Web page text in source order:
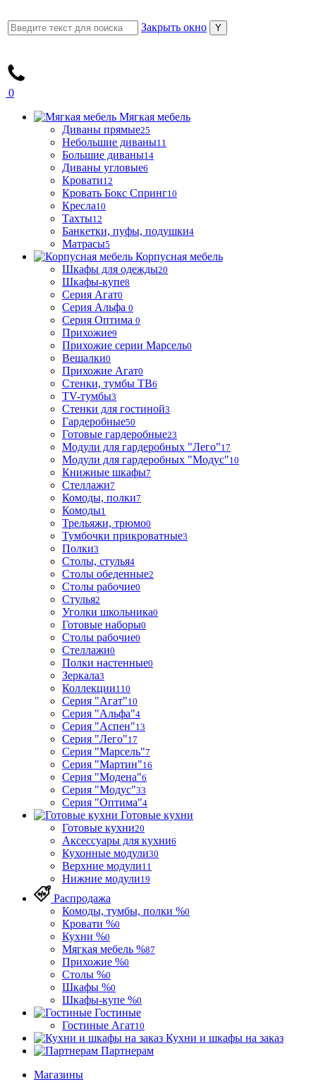
Закрыть окно
0
Мягкая мебель
Диваны прямые25
Небольшие диваны11
Большие диваны14
Диваны угловые6
Кровати12
Кровать Бокс Спринг10
Кресла10
Тахты12
Банкетки, пуфы, подушки4
Матрасы5
Корпусная мебель
Шкафы для одежды20
Шкафы-купе8
Серия Агат0
Серия Альфа 0
Серия Оптима 0
Прихожие9
Прихожие серии Марсель0
Вешалки0
Прихожие Агат0
Стенки, тумбы ТВ6
TV-тумбы3
Стенки для гостиной3
Гардеробные50
Готовые гардеробные23
Модули для гардеробных "Лего"17
Модули для гардеробных "Модус"10
Книжные шкафы7
Стеллажи7
Комоды, полки7
Комоды1
Трельяжи, трюмо0
Тумбочки прикроватные3
Полки3
Столы, стулья4
Столы обеденные2
Столы рабочие0
Стулья2
Уголки школьника0
Готовые наборы0
Столы рабочие0
Стеллажи0
Полки настенные0
Зеркала3
Коллекции110
Серия "Агат"10
Серия "Альфа"4
Серия "Аспен"13
Серия "Лего"17
Серия "Марсель"7
Серия "Мартин"16
Серия "Модена"6
Серия "Модус"33
Серия "Оптима"4
Готовые кухни
Готовые кухни20
Аксессуары для кухни6
Кухонные модули30
Верхние модули11
Нижние модули19
Распродажа
Комоды, тумбы, полки %0
Кровати %0
Кухни %0
Мягкая мебель %87
Прихожие %0
Столы %0
Шкафы %0
Шкафы-купе %0
Гостиные
Гостиные Агат10
Кухни и шкафы на заказ
Партнерам
Магазины